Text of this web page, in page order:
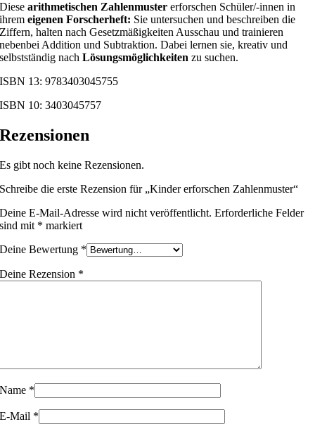
Diesearithmetischen Zahlenmuster erforschen Schüler/-innen in
ihremeigenen Forscherheft: Sie untersuchen und beschreiben die
Ziffern, halten nach Gesetzmäßigkeiten Ausschau und trainieren
nebenbei Addition und Subtraktion. Dabei lernen sie, kreativ und
selbstständig nachLösungsmöglichkeiten zu suchen.
ISBN 13: 9783403045755
ISBN 10: 3403045757
Rezensionen
Es gibt noch keine Rezensionen.
Schreibe die erste Rezension für „Kinder erforschen Zahlenmuster“
Deine E-Mail-Adresse wird nicht veröffentlicht. Erforderliche Felder
sind mit * markiert
Deine Bewertung *
Deine Rezension *
Name *
E-Mail *